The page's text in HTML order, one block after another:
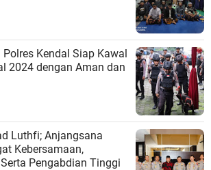
Kendal Siap Kawal
2024 dengan Aman dan
Luthfi; Anjangsana
Kebersamaan,
Pengabdian Tinggi